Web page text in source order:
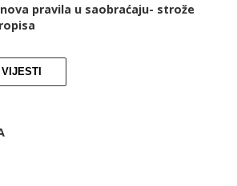
pravila u saobraćaju- strože